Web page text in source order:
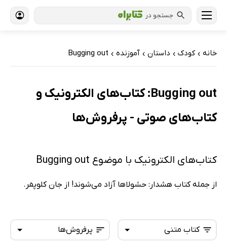
جستجو در
خانه › کودک › داستان › آموزنده ›
Bugging out
Bugging out: کتاب‌های الکترونیک و
کتاب‌های صوتی - پرفروش‌ها
کتاب‌های الکترونیک با موضوع Bugging out
از جمله کتاب هشدار: حشولا‌ها آزاد می‌شوند! از جان کلوپفر.
پرفروش‌ها کتاب متنی